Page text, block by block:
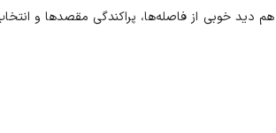
هم دید خوبی از فاصله‌ها، پراکندگی مقصدها و